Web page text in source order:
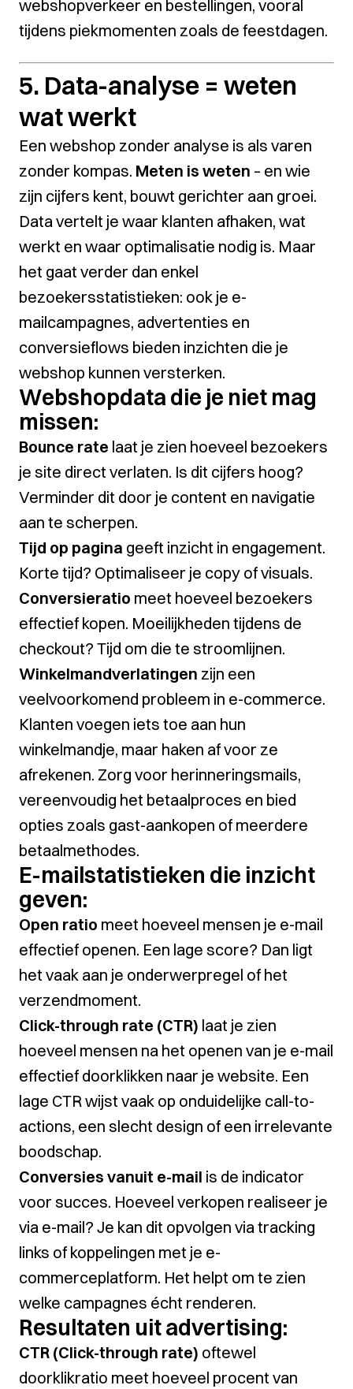
webshopverkeer en bestellingen, vooral
tijdens piekmomenten zoals de feestdagen.
5. Data-analyse = weten
wat werkt
Een webshop zonder analyse is als varen
zonder kompas. Meten is weten – en wie
zijn cijfers kent, bouwt gerichter aan groei.
Data vertelt je waar klanten afhaken, wat
werkt en waar optimalisatie nodig is. Maar
het gaat verder dan enkel
bezoekersstatistieken: ook je e-
mailcampagnes, advertenties en
conversieflows bieden inzichten die je
webshop kunnen versterken.
Webshopdata die je niet mag
missen:
Bounce rate laat je zien hoeveel bezoekers
je site direct verlaten. Is dit cijfers hoog?
Verminder dit door je content en navigatie
aan te scherpen.
Tijd op pagina geeft inzicht in engagement.
Korte tijd? Optimaliseer je copy of visuals.
Conversieratio meet hoeveel bezoekers
effectief kopen. Moeilijkheden tijdens de
checkout? Tijd om die te stroomlijnen.
Winkelmandverlatingen zijn een
veelvoorkomend probleem in e-commerce.
Klanten voegen iets toe aan hun
winkelmandje, maar haken af voor ze
afrekenen. Zorg voor herinneringsmails,
vereenvoudig het betaalproces en bied
opties zoals gast-aankopen of meerdere
betaalmethodes.
E-mailstatistieken die inzicht
geven:
Open ratio meet hoeveel mensen je e-mail
effectief openen. Een lage score? Dan ligt
het vaak aan je onderwerpregel of het
verzendmoment.
Click-through rate (CTR) laat je zien
hoeveel mensen na het openen van je e-mail
effectief doorklikken naar je website. Een
lage CTR wijst vaak op onduidelijke call-to-
actions, een slecht design of een irrelevante
boodschap.
Conversies vanuit e-mail is de indicator
voor succes. Hoeveel verkopen realiseer je
via e-mail? Je kan dit opvolgen via tracking
links of koppelingen met je e-
commerceplatform. Het helpt om te zien
welke campagnes écht renderen.
Resultaten uit advertising:
CTR (Click-through rate) oftewel
doorklikratio meet hoeveel procent van